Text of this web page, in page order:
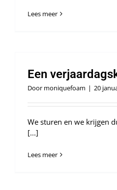
Lees meer
Een
Door moniquefoam | 20
We sturen en we krijgen
[...]
Lees meer